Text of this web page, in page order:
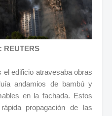
REUTERS
edificio atravesaba obras
andamios de bambú y
en la fachada. Estos
propagación de las